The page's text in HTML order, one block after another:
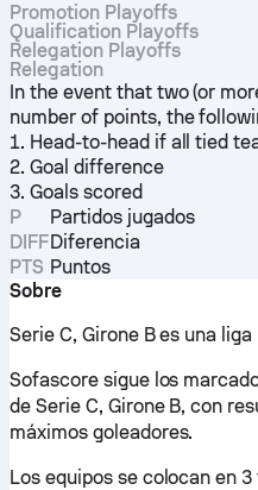
Promotion Playoffs
Qualification Playoffs
Relegation Playoffs
Relegation
In the event that two (or
number of points, the
1. Head-to-head if all tied
2. Goal difference
3. Goals scored
P
Partidos jugados
DIFFDiferencia
PTS Puntos
Sobre
Serie C, Girone B es una
Sofascore sigue los
de Serie C, Girone B, con
máximos goleadores.
Los equipos se colocan en